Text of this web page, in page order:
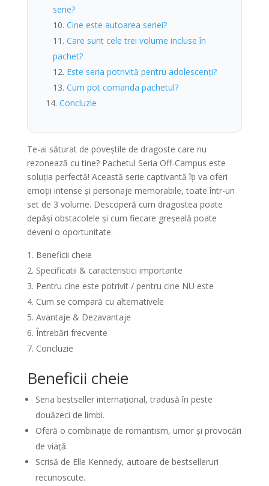
serie?
Cine este autoarea seriei?
Care sunt cele trei volume incluse în
pachet?
Este seria potrivită pentru adolescenți?
Cum pot comanda pachetul?
Concluzie
Te-ai săturat de poveștile de dragoste care nu
rezonează cu tine? Pachetul Seria Off-Campus este
soluția perfectă! Această serie captivantă îți va oferi
emoții intense și personaje memorabile, toate într-un
set de 3 volume. Descoperă cum dragostea poate
depăși obstacolele și cum fiecare greșeală poate
deveni o oportunitate.
Beneficii cheie
Specificatii & caracteristici importante
Pentru cine este potrivit / pentru cine NU este
Cum se compară cu alternativele
Avantaje & Dezavantaje
Întrebări frecvente
Concluzie
Beneficii cheie
Seria bestseller internațional, tradusă în peste
douăzeci de limbi.
Oferă o combinație de romantism, umor și provocări
de viață.
Scrisă de Elle Kennedy, autoare de bestselleruri
recunoscute.